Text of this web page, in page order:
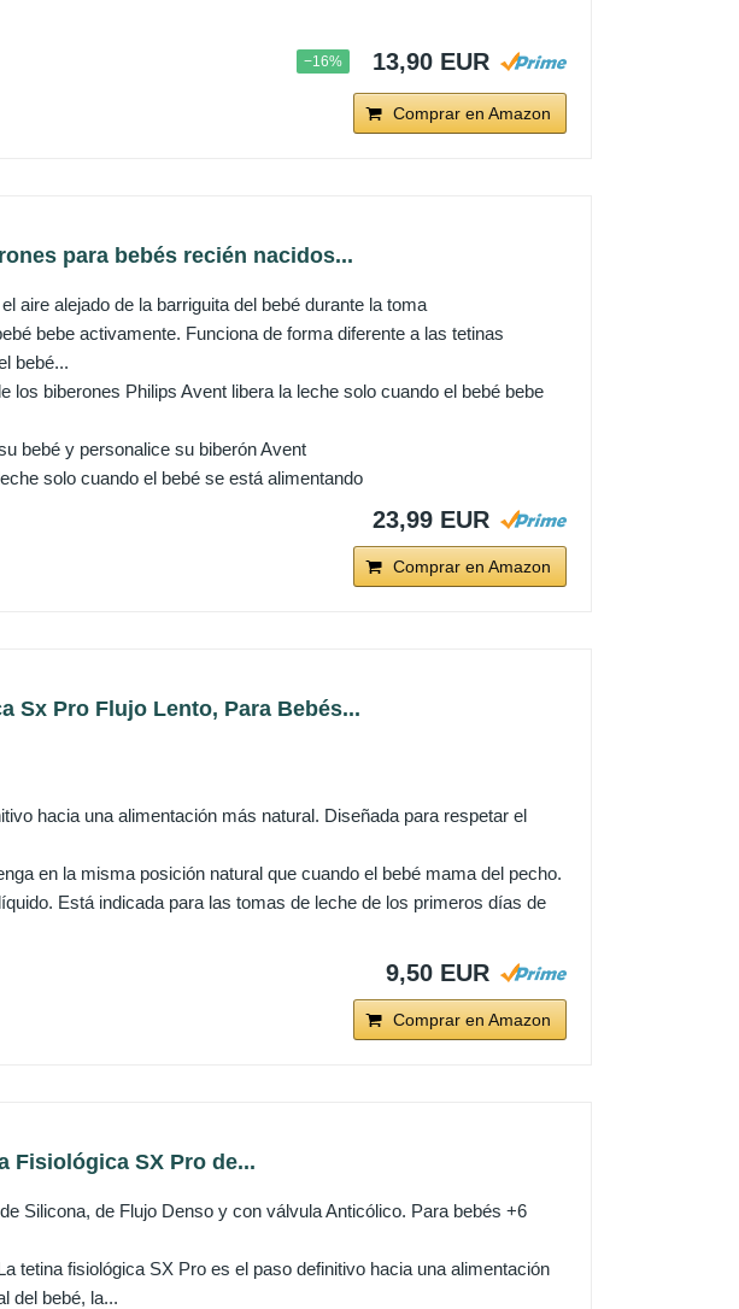
−16% 13,90 EUR
Comprar en Amazon
para bebés recién nacidos...
aire alejado de la barriguita del bebé durante la toma
bebe activamente. Funciona de forma diferente a las tetinas
bebé...
los biberones Philips Avent libera la leche solo cuando el bebé bebe
bebé y personalice su biberón Avent
solo cuando el bebé se está alimentando
23,99 EUR
Comprar en Amazon
Sx Pro Flujo Lento, Para Bebés...
hacia una alimentación más natural. Diseñada para respetar el
en la misma posición natural que cuando el bebé mama del pecho.
Está indicada para las tomas de leche de los primeros días de
9,50 EUR
Comprar en Amazon
Fisiológica SX Pro de...
Silicona, de Flujo Denso y con válvula Anticólico. Para bebés +6
tetina fisiológica SX Pro es el paso definitivo hacia una alimentación
del bebé, la...